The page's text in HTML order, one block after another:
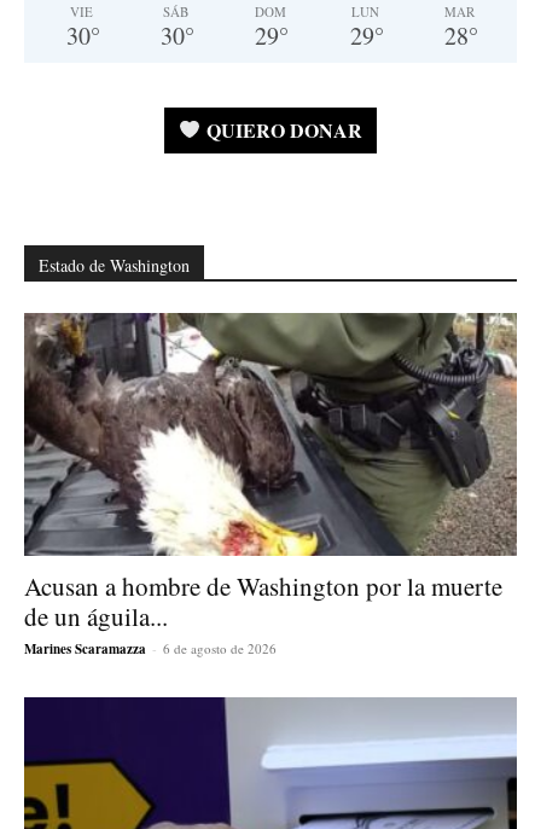
VIE
30°
SÁB
30°
DOM
29°
LUN
29°
MAR
28°
QUIERO DONAR
Estado de Washington
Acusan a hombre de Washington por la muerte
de un águila...
Marines Scaramazza - 6 de agosto de 2026